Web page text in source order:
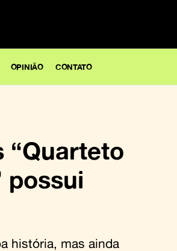
OPINIÃO CONTATO
“Quarteto
possui
história, mas ainda